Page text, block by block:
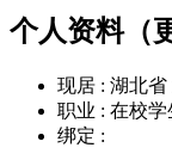
个人资料（
现居 : 湖北省
职业 : 在校学
绑定 :